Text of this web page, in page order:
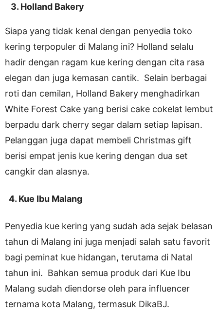
3. Holland Bakery
Siapa yang tidak kenal dengan penyedia toko
kering terpopuler di Malang ini? Holland selalu
hadir dengan ragam kue kering dengan cita rasa
elegan dan juga kemasan cantik. Selain berbagai
roti dan cemilan, Holland Bakery menghadirkan
White Forest Cake yang berisi cake cokelat lembut
berpadu dark cherry segar dalam setiap lapisan.
Pelanggan juga dapat membeli Christmas gift
berisi empat jenis kue kering dengan dua set
cangkir dan alasnya.
4. Kue Ibu Malang
Penyedia kue kering yang sudah ada sejak belasan
tahun di Malang ini juga menjadi salah satu favorit
bagi peminat kue hidangan, terutama di Natal
tahun ini. Bahkan semua produk dari Kue Ibu
Malang sudah diendorse oleh para influencer
ternama kota Malang, termasuk DikaBJ.